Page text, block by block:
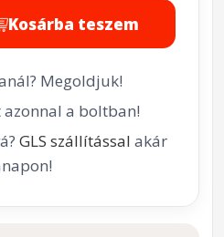
Kosárba teszem
Megoldjuk!
azonnal a boltban!
GLS szállítással akár